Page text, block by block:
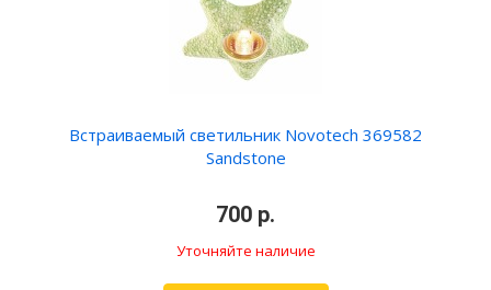
Встраиваемый светильник Novotech 369582
Sandstone
700 р.
Уточняйте наличие